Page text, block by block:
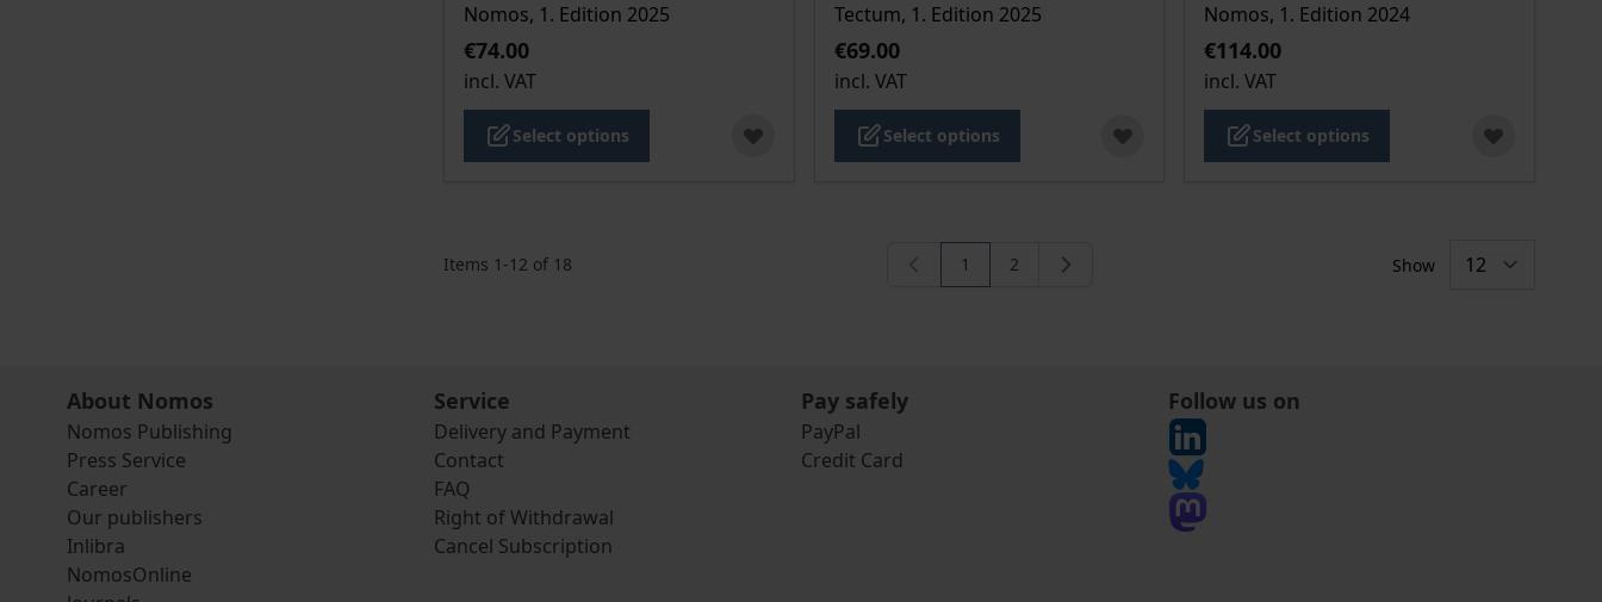
Nomos, 1. Edition 2025
€74.00
incl. VAT
Select options
Tectum, 1. Edition 2025
€69.00
incl. VAT
Select options
Nomos, 1. Edition 2024
€114.00
incl. VAT
Select options
Items 1 -12 of 18 You're currently reading page
1 Page
2 Show
About Nomos
Nomos Publishing
Press Service
Career
Our publishers
Inlibra
NomosOnline
Service
Delivery and Payment
Contact
FAQ
Right of Withdrawal
Cancel Subscription
Pay safely
PayPal
Credit Card
Follow us on